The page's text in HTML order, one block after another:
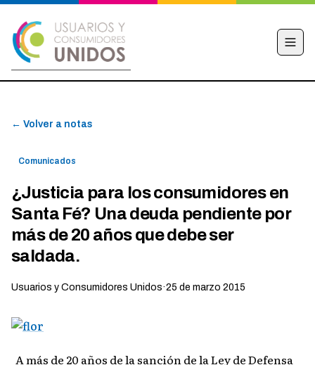
CAMPAÑA
HACÉ TU DENUNCIA
← Volver a notas
Comunicados
¿Justicia para los consumidores en
Santa Fé? Una deuda pendiente por
más de 20 años que debe ser
saldada.
Usuarios y Consumidores Unidos·25 de marzo 2015
A más de 20 años de la sanción de la Ley de Defensa